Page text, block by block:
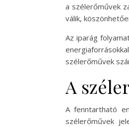
a szélerőművek
válik,
Az iparág
szélerőművek
A
A fenntartható
szélerőművek